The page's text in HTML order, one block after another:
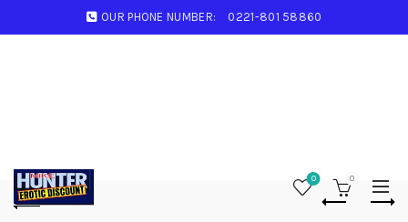
OUR PHONE NUMBER: 0221-801 58860
0 0